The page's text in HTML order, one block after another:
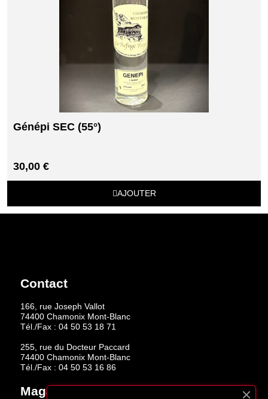
Génépi SEC (55°)
30,00 €
AJOUTER
Contact
166, rue Joseph Vallot
74400 Chamonix Mont-Blanc
Tél./Fax : 04 50 53 18 71
255, rue du Docteur Paccard
74400 Chamonix Mont-Blanc
Tél./Fax : 04 50 53 16 86
Magasins